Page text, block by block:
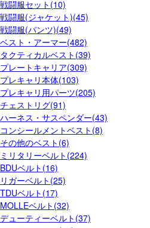
戦闘服セット(10)
戦闘服(ジャケット)(45)
戦闘服(パンツ)(49)
ベスト・アーマー(482)
タクティカルベスト(39)
プレートキャリア(309)
プレキャリ本体(103)
プレキャリ用パーツ(205)
チェストリグ(91)
ハーネス・サスペンダー(43)
コンシールメントベスト(8)
その他のベスト(6)
ミリタリーベルト(224)
BDUベルト(16)
リガーベルト(25)
TDUベルト(17)
MOLLEベルト(32)
デューティーベルト(37)